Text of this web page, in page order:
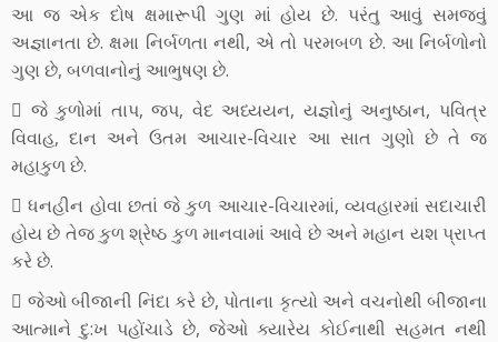
આ જ એક દોષ ક્ષમારૂપી ગુણ માં હોય છે. પરંતુ આવું સમજવું
અજ્ઞાનતા છે. ક્ષમા નિર્બળતા નથી, એ તો પરમબળ છે. આ નિર્બળોનો
ગુણ છે, બળવાનોનું આભુષણ છે.
 જે કુળોમાં તાપ, જપ, વેદ અધ્યયન, યજ્ઞોનું અનુષ્ઠાન, પવિત્ર
વિવાહ, દાન અને ઉતમ આચાર-વિચાર આ સાત ગુણો છે તે જ
મહાકુળ છે.
 ધનહીન હોવા છતાં જે કુળ આચાર-વિચારમાં, વ્યવહારમાં સદાચારી
હોય છે તેજ કુળ શ્રેષ્ઠ કુળ માનવામાં આવે છે અને મહાન યશ પ્રાપ્ત
કરે છે.
 જેઓ બીજાની નિંદા કરે છે, પોતાના કૃત્યો અને વચનોથી બીજાના
આત્માને દુ:ખ પહોંચાડે છે, જેઓ ક્યારેય કોઈનાથી સહમત નથી